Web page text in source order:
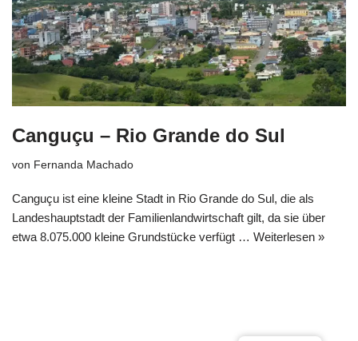
Canguçu – Rio Grande do Sul
von Fernanda Machado
Canguçu ist eine kleine Stadt in Rio Grande do Sul, die als
Landeshauptstadt der Familienlandwirtschaft gilt, da sie über
etwa 8.075.000 kleine Grundstücke verfügt … Weiterlesen »